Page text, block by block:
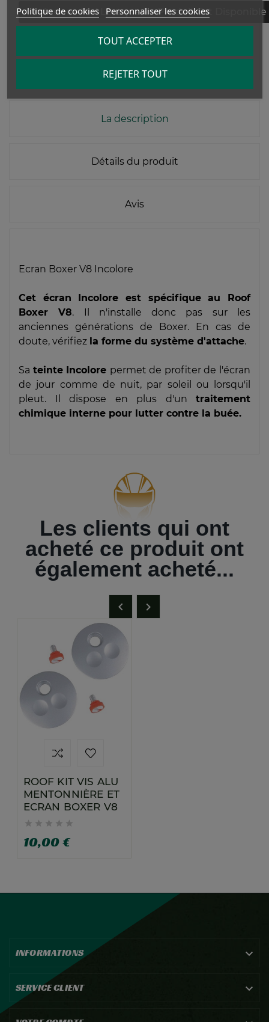
Prévenez-Moi Lorsque Le Produit Est Disponible
Donnez votre avis
La description
Détails du produit
Avis
Ecran Boxer V8 Incolore
Cet écran Incolore est spécifique au Roof
Boxer V8. Il n'installe donc pas sur les
anciennes générations de Boxer. En cas de
doute, vérifiez la forme du système d'attache.
Sa teinte Incolore permet de profiter de l'écran
de jour comme de nuit, par soleil ou lorsqu'il
pleut. Il dispose en plus d'un traitement
chimique interne pour lutter contre la buée.
Les clients qui ont
acheté ce produit ont
également acheté...
 
ROOF KIT VIS ALU
MENTONNIÈRE ET
ECRAN BOXER V8
    
10,00 €
INFORMATIONS 
SERVICE CLIENT 
Politique de cookies Personnaliser les cookies
REJETER TOUT
TOUT ACCEPTER